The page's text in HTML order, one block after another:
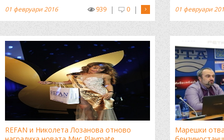
|
0
|
939
01 февруари 2016
ръка
01 февруари
REFAN и Николета Лозанова отново
Марешки